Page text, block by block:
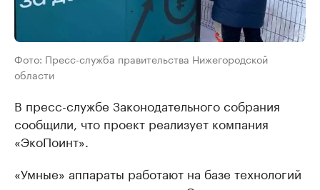
Фото: Пресс-служба правительства Нижегородской
области
В пресс-службе Законодательного собрания
сообщили, что проект реализует компания
«ЭкоПоинт».
«Умные» аппараты работают на базе технологий